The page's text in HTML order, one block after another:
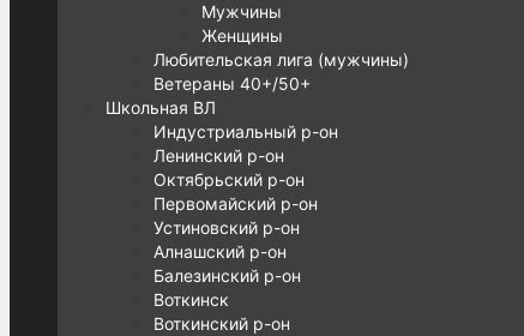
Мужчины
Женщины
Любительская лига (мужчины)
Ветераны 40+/50+
Школьная ВЛ
Индустриальный р-он
Ленинский р-он
Октябрьский р-он
Первомайский р-он
Устиновский р-он
Алнашский р-он
Балезинский р-он
Воткинск
Воткинский р-он